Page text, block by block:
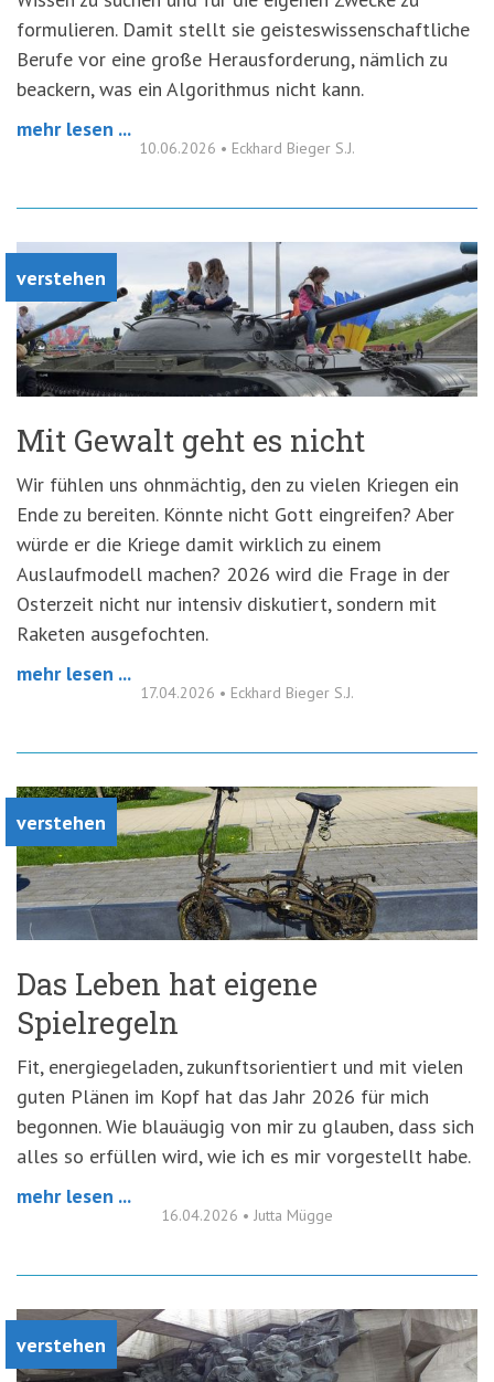
formulieren. Damit stellt sie geisteswissenschaftliche
Berufe vor eine große Herausforderung, nämlich zu
beackern, was ein Algorithmus nicht kann.
mehr lesen ...
10.06.2026 • Eckhard Bieger S.J.
verstehen
Mit Gewalt geht es nicht
Wir fühlen uns ohnmächtig, den zu vielen Kriegen ein
Ende zu bereiten. Könnte nicht Gott eingreifen? Aber
würde er die Kriege damit wirklich zu einem
Auslaufmodell machen? 2026 wird die Frage in der
Osterzeit nicht nur intensiv diskutiert, sondern mit
Raketen ausgefochten.
mehr lesen ...
17.04.2026 • Eckhard Bieger S.J.
verstehen
Das Leben hat eigene
Spielregeln
Fit, energiegeladen, zukunftsorientiert und mit vielen
guten Plänen im Kopf hat das Jahr 2026 für mich
begonnen. Wie blauäugig von mir zu glauben, dass sich
alles so erfüllen wird, wie ich es mir vorgestellt habe.
mehr lesen ...
16.04.2026 • Jutta Mügge
verstehen